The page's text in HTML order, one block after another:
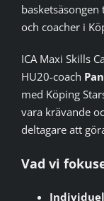
basketsäsongen
och coacher i
ICA Maxi Skills
HU20-coach
med Köping
vara krävande
deltagare att
Vad vi